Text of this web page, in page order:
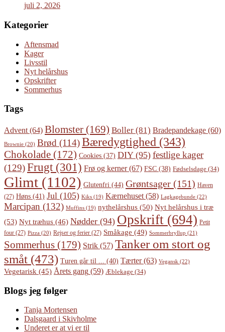
juli 2, 2026
Kategorier
Aftensmad
Kager
Livsstil
Nyt helårshus
Opskrifter
Sommerhus
Tags
Advent (64) Blomster (169) Boller (81) Bradepandekage (60)
Brownie (20) Brød (114)Bæredygtighed (343)
Chokolade (172) Cookies (37) DIY(95) festlige kager
(129)Frugt (301) Frø og kerner(67) FSC (38) Fødselsdage (34)
Glimt (1102) Glutenfri (44) Grøntsager (151) Haven
(27) Høns (41) Jul (105) Kiks (19) Kærnehuset (58) Lagkagebunde (22)
Marcipan (132) Muffins (19) nythelårshus (50) Nyt helårshus i træ
(53) Nyt træhus (46) Nødder (94) Opskrift (694) Petit
four (27) Pizza (20) Rejser og ferier (27) Småkage (49) Sommerbryllup (21)
Sommerhus (179) Strik (57) Tanker om stort og
småt (473) Turen går til ... (40) Tærter(63) Vegansk (22)
Vegetarisk (45) Årets gang (59) Æblekage (34)
Blogs jeg følger
Tanja Mortensen
Dalsgaard i Skivholme
Underet er at vi er til